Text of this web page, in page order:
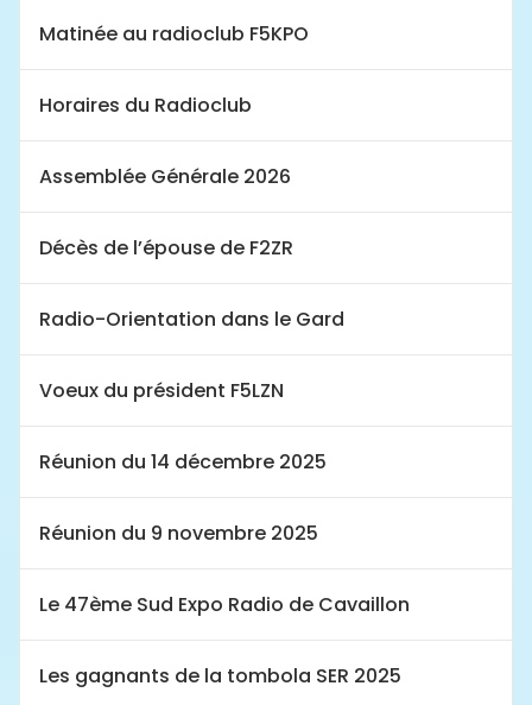
Matinée au radioclub F5KPO
Horaires du Radioclub
Assemblée Générale 2026
Décès de l’épouse de F2ZR
Radio-Orientation dans le Gard
Voeux du président F5LZN
Réunion du 14 décembre 2025
Réunion du 9 novembre 2025
Le 47ème Sud Expo Radio de Cavaillon
Les gagnants de la tombola SER 2025